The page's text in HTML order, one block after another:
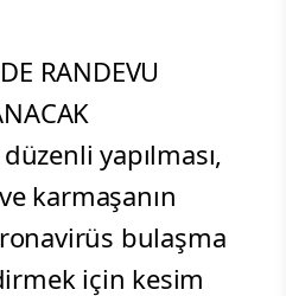
RANDEVU
yapılması,
karmaşanın
bulaşma
için kesim